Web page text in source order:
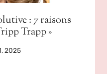
: 7 raisons
Trapp »
2025